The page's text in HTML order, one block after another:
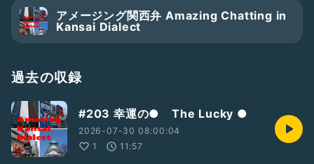
#japaneselanguage
#afternoontea #londoneye #V&A #britishmuseum
#antiquepottery #wallacecollections
アメージング関西弁 Amazing Chatting in
Kansai Dialect
過去の収録
#203 幸運の● The Lucky ●
2026-07-30 08:00:04
1
11:57